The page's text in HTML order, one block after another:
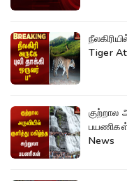
Tiger
குற்றால
News